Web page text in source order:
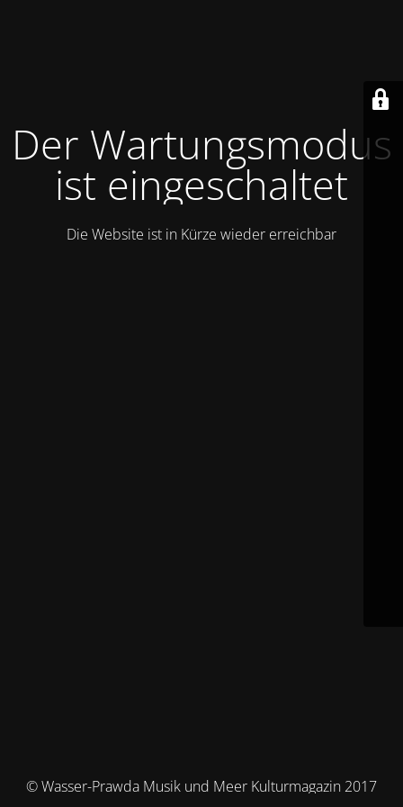
Der Wartungsmodus
ist eingeschaltet
Die Website ist in Kürze wieder erreichbar
© Wasser-Prawda Musik und Meer Kulturmagazin 2017